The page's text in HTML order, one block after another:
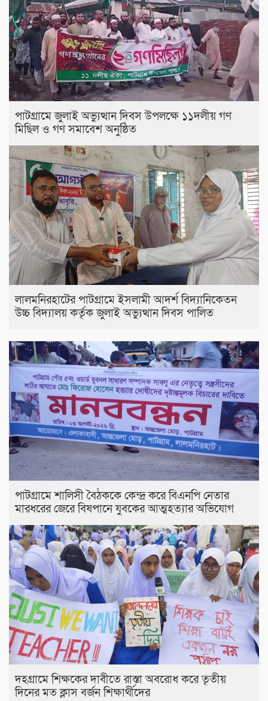
পাটগ্রামে জুলাই অভ্যুত্থান দিবস উপলক্ষে ১১দলীয় গণ
মিছিল ও গণ সমাবেশ অনুষ্ঠিত
লালমনিরহাটের পাটগ্রামে ইসলামী আদর্শ বিদ্যানিকেতন
উচ্চ বিদ্যালয় কর্তৃক জুলাই অভ্যুত্থান দিবস পালিত
পাটগ্রামে শালিসী বৈঠককে কেন্দ্র করে বিএনপি নেতার
মারধরের জেরে বিষপানে যুবকের আত্মহত্যার অভিযোগ
দহগ্রামে শিক্ষকের দাবীতে রাস্তা অবরোধ করে তৃতীয়
দিনের মত ক্লাস বর্জন শিক্ষার্থীদের